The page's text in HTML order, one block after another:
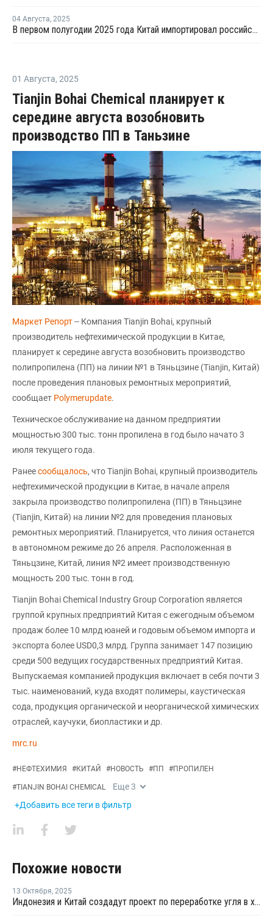
04 Августа, 2025
В первом полугодии 2025 года Китай импортировал российских калийных удобрений на USD647,2 млн
01 Августа, 2025
Tianjin Bohai Chemical планирует к
середине августа возобновить
производство ПП в Таньзине
Маркет Репорт-- Компания Tianjin Bohai, крупный
производитель нефтехимической продукции в Китае,
планирует к середине августа возобновить производство
полипропилена (ПП) на линии №1 в Тяньцзине (Tianjin, Китай)
после проведения плановых ремонтных мероприятий,
сообщает Polymerupdate.
Техническое обслуживание на данном предприятии
мощностью 300 тыс. тонн пропилена в год было начато 3
июля текущего года.
Ранеесообщалось, что Tianjin Bohai, крупный производитель
нефтехимической продукции в Китае, в начале апреля
закрыла производство полипропилена (ПП) в Тяньцзине
(Tianjin, Китай) на линии №2 для проведения плановых
ремонтных мероприятий. Планируется, что линия останется
в автономном режиме до 26 апреля. Расположенная в
Тяньцзине, Китай, линия №2 имеет производственную
мощность 200 тыс. тонн в год.
Tianjin Bohai Chemical Industry Group Corporation является
группой крупных предприятий Китая c ежегодным объемом
продаж более 10 млрд юаней и годовым объемом импорта и
экспорта более USD0,3 млрд. Группа занимает 147 позицию
среди 500 ведущих государственных предприятий Китая.
Выпускаемая компанией продукция включает в себя почти 3
тыс. наименований, куда входят полимеры, каустическая
сода, продукция органической и неорганической химических
отраслей, каучуки, биопластики и др.
mrc.ru
#НЕФТЕХИМИЯ #КИТАЙ #НОВОСТЬ #ПП #ПРОПИЛЕН
#TIANJIN BOHAI CHEMICAL Еще3
+Добавить все теги в фильтр
Похожие новости
13 Октября, 2025
Индонезия и Китай создадут проект по переработке угля в химикаты